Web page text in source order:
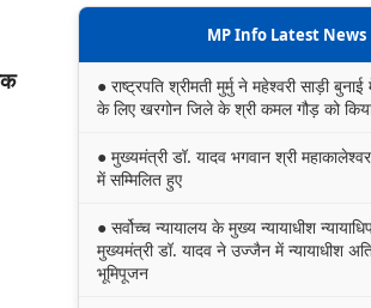
MP Info Latest News
● राष्ट्रपति श्रीमती मुर्मु ने महेश्वरी साड़ी
के लिए खरगोन जिले के श्री कमल गौड़ को किया
● मुख्यमंत्री डॉ. यादव भगवान श्री
में सम्मिलित हुए
● सर्वोच्च न्यायालय के मुख्‍य न्‍यायाधीश
मुख्यमंत्री डॉ. यादव ने उज्जैन में न्यायाधीश
भूमिपूजन